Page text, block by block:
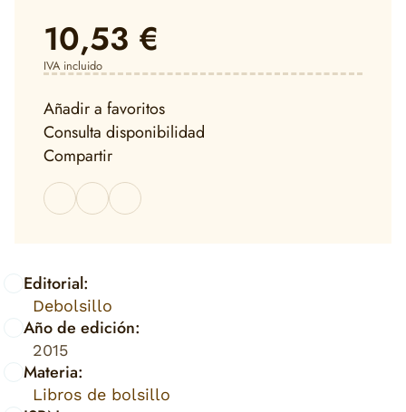
Editorial:
Debolsillo
Año de edición:
2015
Materia:
Libros de bolsillo
10,53 €
IVA incluido
Añadir a favoritos
Consulta disponibilidad
Compartir